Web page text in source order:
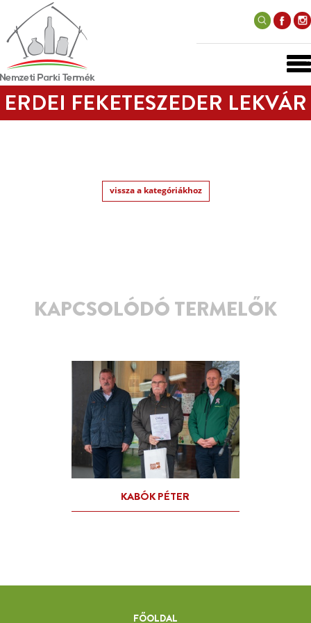
ERDEI FEKETESZEDER LEKVÁR
vissza a kategóriákhoz
KAPCSOLÓDÓ TERMELŐK
FŐOLDAL